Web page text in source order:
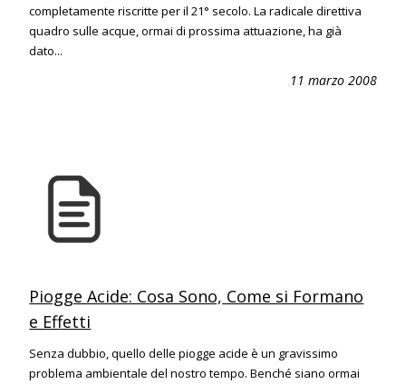
completamente riscritte per il 21° secolo. La radicale direttiva
quadro sulle acque, ormai di prossima attuazione, ha già
dato...
11 marzo 2008
Piogge Acide: Cosa Sono, Come si Formano
e Effetti
Senza dubbio, quello delle piogge acide è un gravissimo
problema ambientale del nostro tempo. Benché siano ormai